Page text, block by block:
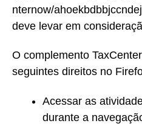
nternow/
deve levar em
O complemento
seguintes direitos no
Acessar as
durante a